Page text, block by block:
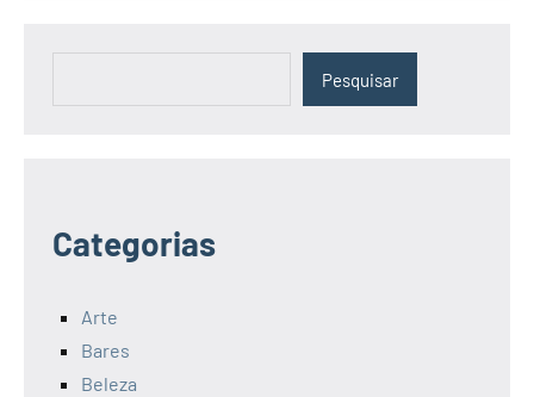
Pesquisar
Categorias
Arte
Bares
Beleza